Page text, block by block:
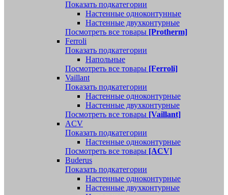
Показать подкатегории
Настенные одноконтунные
Настенные двухконтурные
Посмотреть все товары [Protherm]
Ferroli
Показать подкатегории
Напольные
Посмотреть все товары [Ferroli]
Vaillant
Показать подкатегории
Настенные одноконтурные
Настенные двухконтурные
Посмотреть все товары [Vaillant]
ACV
Показать подкатегории
Настенные одноконтурные
Посмотреть все товары [ACV]
Buderus
Показать подкатегории
Настенные одноконтурные
Настенные двухконтурные